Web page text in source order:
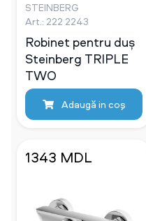
STEINBERG
Art.: 222 2243
Robinet pentru duș
Steinberg TRIPLE
TWO
Adaugă in coş
1343 MDL